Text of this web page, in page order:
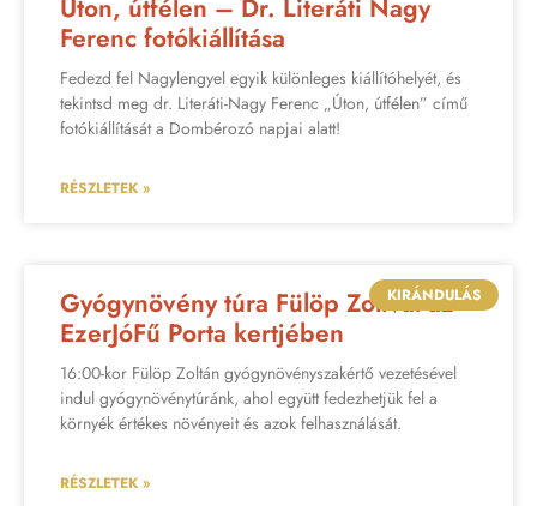
Úton, útfélen – Dr. Literáti Nagy
Ferenc fotókiállítása
Fedezd fel Nagylengyel egyik különleges kiállítóhelyét, és
tekintsd meg dr. Literáti-Nagy Ferenc „Úton, útfélen” című
fotókiállítását a Dombérozó napjai alatt!
RÉSZLETEK »
KIRÁNDULÁS
Gyógynövény túra Fülöp Zolival az
EzerJóFű Porta kertjében
16:00-kor Fülöp Zoltán gyógynövényszakértő vezetésével
indul gyógynövénytúránk, ahol együtt fedezhetjük fel a
környék értékes növényeit és azok felhasználását.
RÉSZLETEK »